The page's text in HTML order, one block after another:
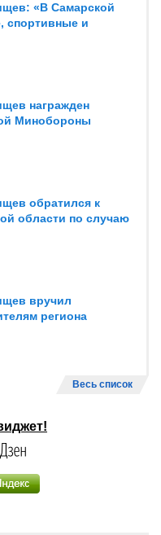
«В Самарской
спортивные и
награжден
Минобороны
обратился к
области по случаю
вручил
региона
Весь список